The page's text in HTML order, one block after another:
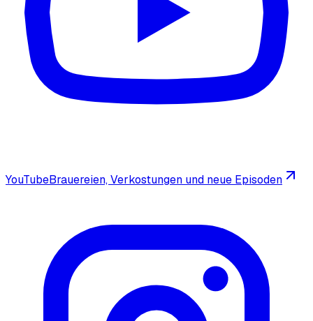
YouTubeBrauereien, Verkostungen und neue Episoden